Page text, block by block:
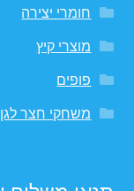
חומרי יצירה
מוצרי קיץ
פופים
משחקי חצר לגן